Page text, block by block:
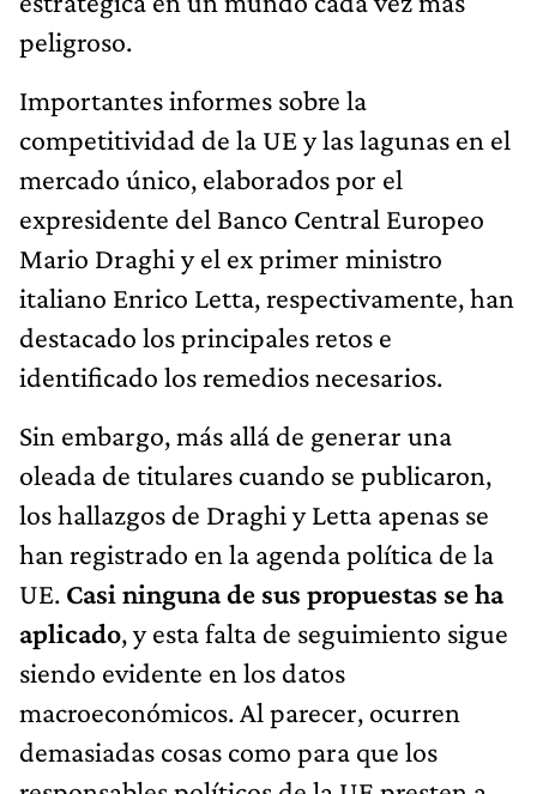
peligroso.
Importantes informes sobre la
competitividad de la UE y las lagunas en el
mercado único, elaborados por el
expresidente del Banco Central Europeo
Mario Draghi y el ex primer ministro
italiano Enrico Letta, respectivamente, han
destacado los principales retos e
identificado los remedios necesarios.
Sin embargo, más allá de generar una
oleada de titulares cuando se publicaron,
los hallazgos de Draghi y Letta apenas se
han registrado en la agenda política de la
UE. Casi ninguna de sus propuestas se ha
aplicado, y esta falta de seguimiento sigue
siendo evidente en los datos
macroeconómicos. Al parecer, ocurren
demasiadas cosas como para que los